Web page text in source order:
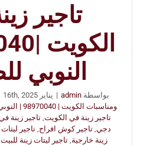
تاجير
النوبي
بواسطة admin
| يناير 16th, 2025
ومناسبات الكويت | 98970040 | النوبي للضيافة
تاجير زينة في الكويت ,تاجير زينة
دجي تاجير كوش افراح تاجير
زينة خارجية ,تاجير ليتات زينة للبيت